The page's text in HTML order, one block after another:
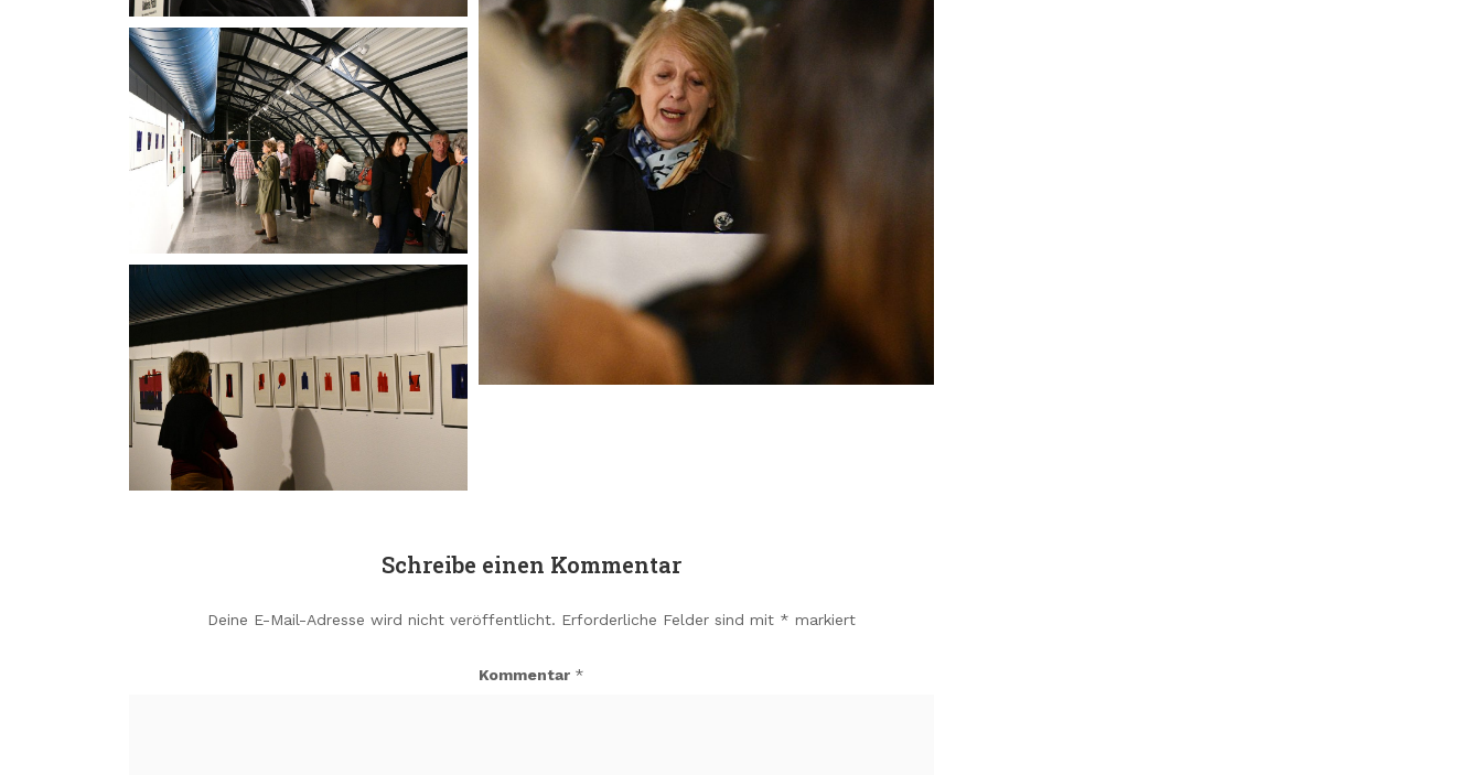
Schreibe einen Kommentar
Deine E-Mail-Adresse wird nicht veröffentlicht. Erforderliche Felder sind mit * markiert
Kommentar *